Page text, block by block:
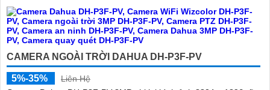
CAMERA NGOÀI TRỜI DAHUA DH-P3F-PV
5%-35%
Liên Hệ